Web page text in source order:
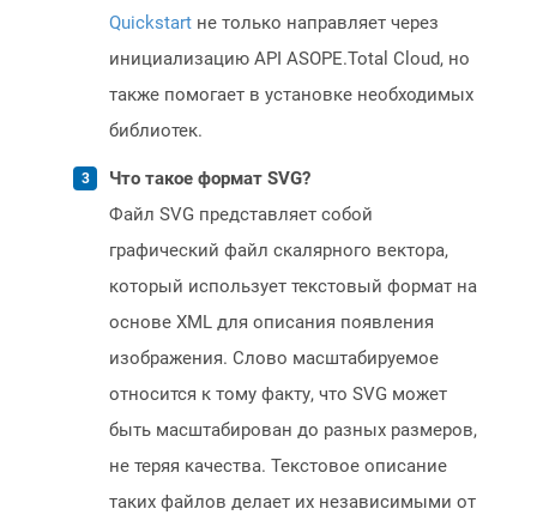
Quickstart не только направляет через
инициализацию API ASOPE.Total Cloud, но
также помогает в установке необходимых
библиотек.
Что такое формат SVG?
Файл SVG представляет собой
графический файл скалярного вектора,
который использует текстовый формат на
основе XML для описания появления
изображения. Слово масштабируемое
относится к тому факту, что SVG может
быть масштабирован до разных размеров,
не теряя качества. Текстовое описание
таких файлов делает их независимыми от